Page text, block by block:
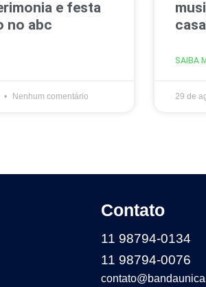
e festa
no abc
Nenhum comentário
SAIBA
29 de
Contato
11 98794-0134
11 98794-0076